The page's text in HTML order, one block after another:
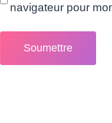
navigateur pour